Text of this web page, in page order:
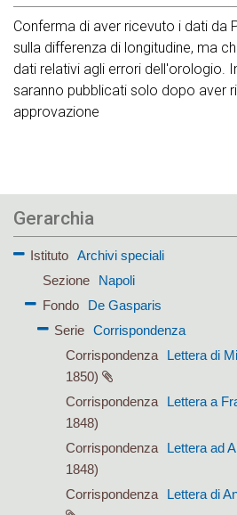
Conferma di aver ricevuto i dati da
sulla differenza di longitudine, ma
dati relativi agli errori dell'orologio.
saranno pubblicati solo dopo aver
approvazione
Gerarchia
Istituto
Archivi speciali
Sezione
Napoli
Fondo
De Gasparis
Serie Corrispondenza
Corrispondenza
Lettera di
1850)
Corrispondenza
Lettera a
1848)
Corrispondenza
Lettera ad
1848)
Corrispondenza
Lettera di